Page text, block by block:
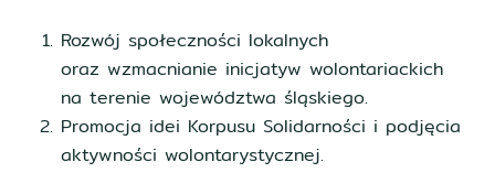
Rozwój społeczności lokalnych
oraz wzmacnianie inicjatyw wolontariackich
na terenie województwa śląskiego.
Promocja idei Korpusu Solidarności i podjęcia
aktywności wolontarystycznej.